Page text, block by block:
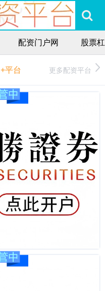
配资门户网 股票
+平台 更多配资平台